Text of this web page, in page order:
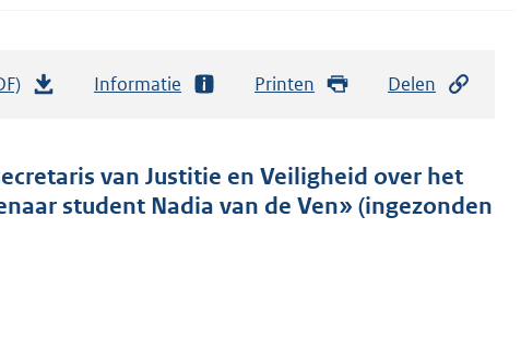
t
a
Informatie Printen Delen
van Justitie en Veiligheid over het
student Nadia van de Ven» (ingezonden